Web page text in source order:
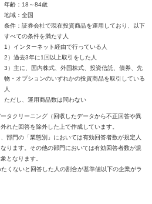
年齢：18～84歳
地域：全国
条件：証券会社で現在投資商品を運用しており、以下
すべての条件を満たす人
1）インターネット経由で行っている人
2）過去3年に1回以上取引をした人
3）主に、国内株式、外国株式、投資信託、債券、先
物・オプションのいずれかの投資商品を取引している
人
ただし、運用商品数は問わない
タクリーニング（回収したデータから不正回答や異
れた回答を除外した上で作成しています。
部門の「業態別」においては有効回答者数が規定人
ります。その他の部門においては有効回答者数が規
となります。
くないと回答した人の割合が基準値以下の企業がラ